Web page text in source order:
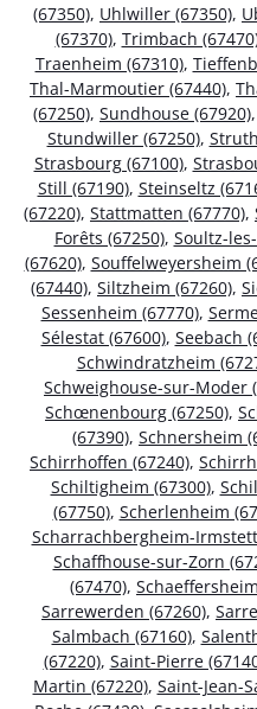
(67350), Uhlwiller (67350),
(67370), Trimbach
Traenheim (67310),
Thal-Marmoutier (67440),
(67250), Sundhouse (67920),
Stundwiller (67250),
Strasbourg (67100),
Still (67190), Steinseltz
(67220), Stattmatten (67770),
Forêts (67250), Soultz-
(67620), Souffelweyersheim
(67440), Siltzheim (67260),
Sessenheim (67770),
Sélestat (67600), Seebach
Schwindratzheim
Schweighouse-sur-Moder
Schœnenbourg (67250),
(67390), Schnersheim
Schirrhoffen (67240),
Schiltigheim (67300),
(67750), Scherlenheim
Scharrachbergheim-
Schaffhouse-sur-Zorn
(67470),
Sarrewerden (67260),
Salmbach (67160),
(67220), Saint-Pierre
Martin (67220), Saint-Jean-